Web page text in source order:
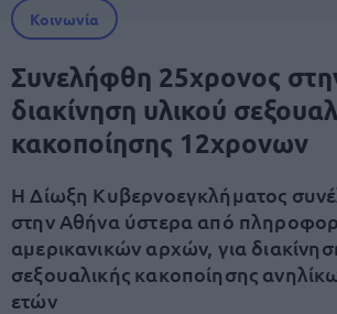
Κοινωνία
Συνελήφθη 25χρονος
διακίνηση υλικού
κακοποίησης 12χρονων
Η Δίωξη Κυβερνοεγκλήματος
στην Αθήνα ύστερα από
αμερικανικών αρχών, για
σεξουαλικής κακοποίησης
ετών